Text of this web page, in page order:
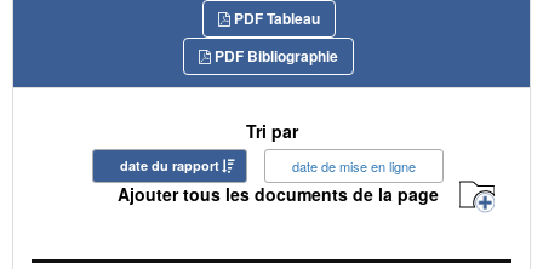
PDF Tableau
PDF Bibliographie
Tri par
date du rapport date de mise en ligne
Ajouter tous les documents de la page